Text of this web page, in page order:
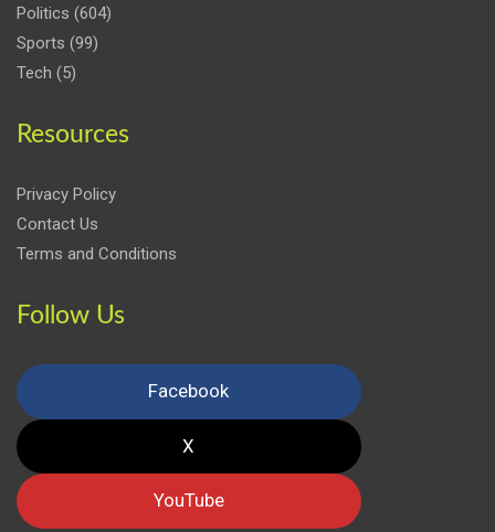
Politics (604)
Sports (99)
Tech (5)
Resources
Privacy Policy
Contact Us
Terms and Conditions
Follow Us
Facebook
X
YouTube